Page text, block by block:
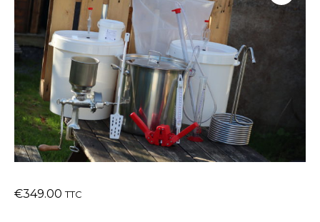
€349.00 TTC